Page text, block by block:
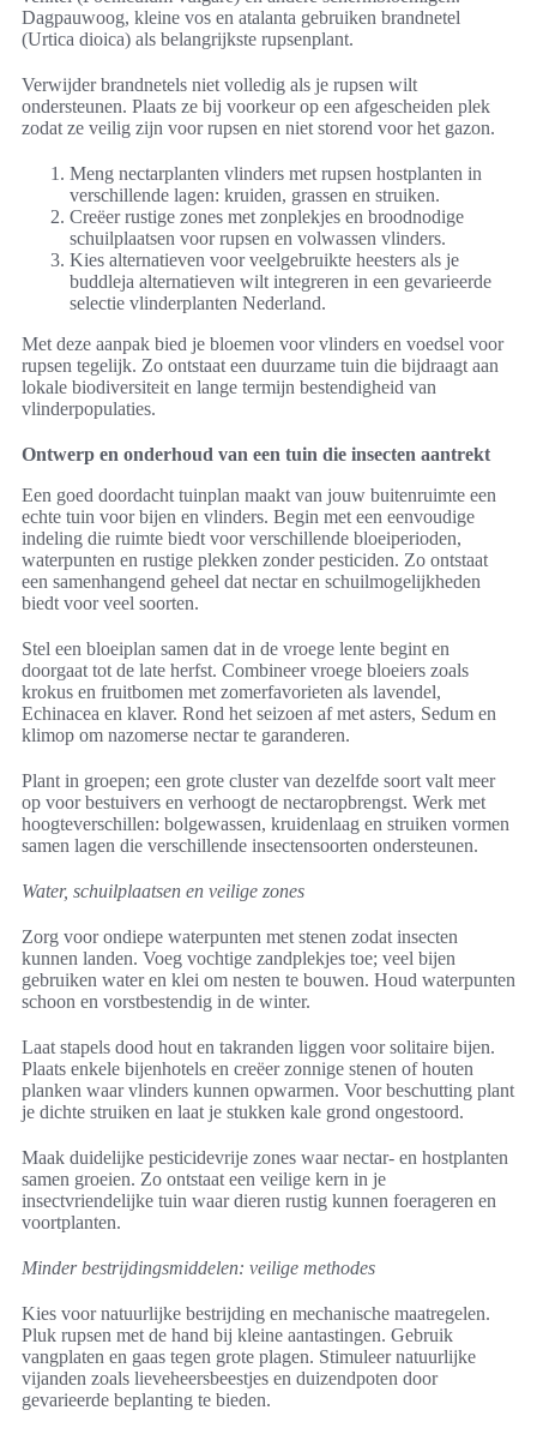
Dagpauwoog, kleine vos en atalanta gebruiken brandnetel
(Urtica dioica) als belangrijkste rupsenplant.
Verwijder brandnetels niet volledig als je rupsen wilt
ondersteunen. Plaats ze bij voorkeur op een afgescheiden plek
zodat ze veilig zijn voor rupsen en niet storend voor het gazon.
Meng nectarplanten vlinders met rupsen hostplanten in
verschillende lagen: kruiden, grassen en struiken.
Creëer rustige zones met zonplekjes en broodnodige
schuilplaatsen voor rupsen en volwassen vlinders.
Kies alternatieven voor veelgebruikte heesters als je
buddleja alternatieven wilt integreren in een gevarieerde
selectie vlinderplanten Nederland.
Met deze aanpak bied je bloemen voor vlinders en voedsel voor
rupsen tegelijk. Zo ontstaat een duurzame tuin die bijdraagt aan
lokale biodiversiteit en lange termijn bestendigheid van
vlinderpopulaties.
Ontwerp en onderhoud van een tuin die insecten aantrekt
Een goed doordacht tuinplan maakt van jouw buitenruimte een
echte tuin voor bijen en vlinders. Begin met een eenvoudige
indeling die ruimte biedt voor verschillende bloeiperioden,
waterpunten en rustige plekken zonder pesticiden. Zo ontstaat
een samenhangend geheel dat nectar en schuilmogelijkheden
biedt voor veel soorten.
Stel een bloeiplan samen dat in de vroege lente begint en
doorgaat tot de late herfst. Combineer vroege bloeiers zoals
krokus en fruitbomen met zomerfavorieten als lavendel,
Echinacea en klaver. Rond het seizoen af met asters, Sedum en
klimop om nazomerse nectar te garanderen.
Plant in groepen; een grote cluster van dezelfde soort valt meer
op voor bestuivers en verhoogt de nectaropbrengst. Werk met
hoogteverschillen: bolgewassen, kruidenlaag en struiken vormen
samen lagen die verschillende insectensoorten ondersteunen.
Water, schuilplaatsen en veilige zones
Zorg voor ondiepe waterpunten met stenen zodat insecten
kunnen landen. Voeg vochtige zandplekjes toe; veel bijen
gebruiken water en klei om nesten te bouwen. Houd waterpunten
schoon en vorstbestendig in de winter.
Laat stapels dood hout en takranden liggen voor solitaire bijen.
Plaats enkele bijenhotels en creëer zonnige stenen of houten
planken waar vlinders kunnen opwarmen. Voor beschutting plant
je dichte struiken en laat je stukken kale grond ongestoord.
Maak duidelijke pesticidevrije zones waar nectar- en hostplanten
samen groeien. Zo ontstaat een veilige kern in je
insectvriendelijke tuin waar dieren rustig kunnen foerageren en
voortplanten.
Minder bestrijdingsmiddelen: veilige methodes
Kies voor natuurlijke bestrijding en mechanische maatregelen.
Pluk rupsen met de hand bij kleine aantastingen. Gebruik
vangplaten en gaas tegen grote plagen. Stimuleer natuurlijke
vijanden zoals lieveheersbeestjes en duizendpoten door
gevarieerde beplanting te bieden.